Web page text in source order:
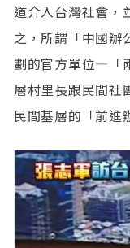
道介入台灣社會，
之，所謂「中國辦
劃的官方單位—「
層村里長跟民間社
民間基層的「前進